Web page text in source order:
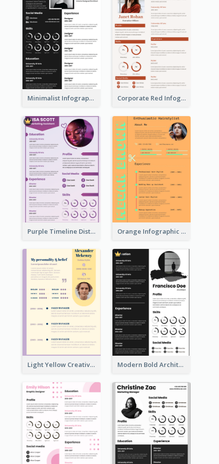
Minimalist Infographic Resume Corporate Red Infographic Resume
Purple Timeline Distinguished Resume Orange Infographic Consultant Resume
Light Yellow Creative Resume Modern Bold Architect Resume